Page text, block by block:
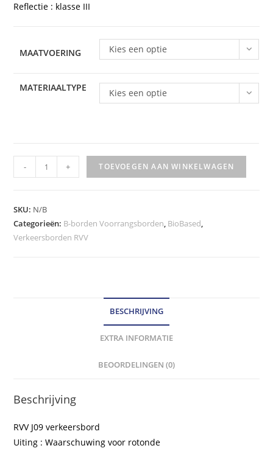
Reflectie : klasse III
MAATVOERING Kies een optie
MATERIAALTYPE Kies een optie
Verkeersbord
model
J09
klasse
- + TOEVOEGEN AAN WINKELWAGEN
SKU: N/B
Categorieën: B-borden Voorrangsborden, BioBased,
Verkeersborden RVV
BESCHRIJVING
EXTRA INFORMATIE
BEOORDELINGEN (0)
Beschrijving
RVV J09 verkeersbord
Uiting : Waarschuwing voor rotonde